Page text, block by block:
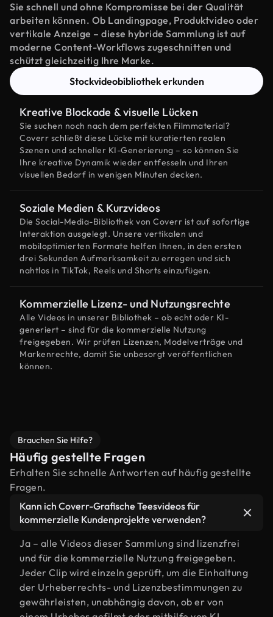
Sie schnell und ohne Kompromisse bei der Qualität
arbeiten können. Ob Landingpage, Produktvideo oder
vertikale Anzeige – diese hybride Sammlung ist auf
moderne Content-Workflows zugeschnitten und
schützt gleichzeitig Ihre Marke.
Stockvideobibliothek erkunden
Kreative Blockade & visuelle Lücken
Sie suchen noch nach dem perfekten Filmmaterial?
Coverr schließt diese Lücke mit kuratierten realen
Szenen und schneller KI-Generierung – so können Sie
Ihre kreative Dynamik wieder entfesseln und Ihren
visuellen Bedarf in wenigen Minuten decken.
Soziale Medien & Kurzvideos
Die Social-Media-Bibliothek von Coverr ist auf sofortige
Interaktion ausgelegt. Unsere vertikalen und
mobiloptimierten Formate helfen Ihnen, in den ersten
drei Sekunden Aufmerksamkeit zu erregen und sich
nahtlos in TikTok, Reels und Shorts einzufügen.
Kommerzielle Lizenz- und Nutzungsrechte
Alle Videos in unserer Bibliothek – ob echt oder KI-
generiert – sind für die kommerzielle Nutzung
freigegeben. Wir prüfen Lizenzen, Modelverträge und
Markenrechte, damit Sie unbesorgt veröffentlichen
können.
Brauchen Sie Hilfe?
Häufig gestellte Fragen
Erhalten Sie schnelle Antworten auf häufig gestellte
Fragen.
Kann ich Coverr-Grafische Teesvideos für
kommerzielle Kundenprojekte verwenden?
Ja – alle Videos dieser Sammlung sind lizenzfrei
und für die kommerzielle Nutzung freigegeben.
Jeder Clip wird einzeln geprüft, um die Einhaltung
der Urheberrechts- und Lizenzbestimmungen zu
gewährleisten, unabhängig davon, ob er von